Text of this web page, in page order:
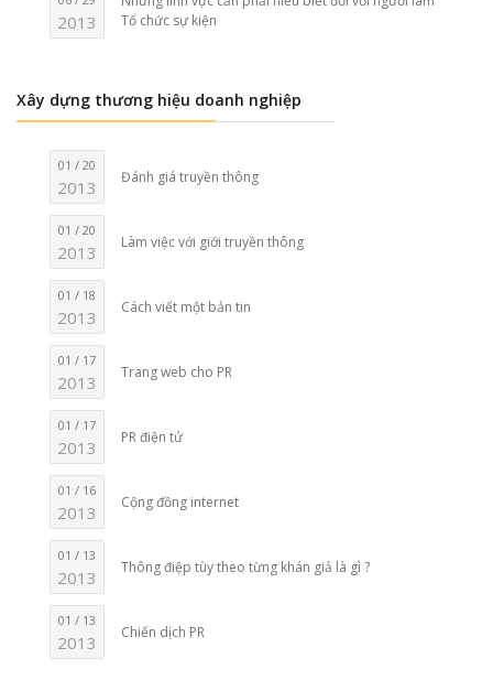
2013
Tổ chức sự kiện
Xây dựng thương hiệu doanh nghiệp
01 / 20
2013 Đánh giá truyền thông
01 / 20
2013 Làm việc với giới truyền thông
01 / 18
2013 Cách viết một bản tin
01 / 17
2013 Trang web cho PR
01 / 17
2013 PR điện tử
01 / 16
2013 Cộng đồng internet
01 / 13
2013 Thông điệp tùy theo từng khán giả là gì ?
01 / 13
2013 Chiến dịch PR